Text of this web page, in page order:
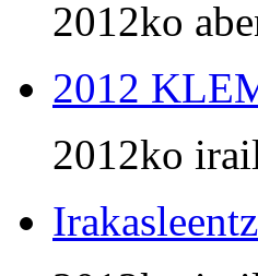
2012ko
2012
2012ko